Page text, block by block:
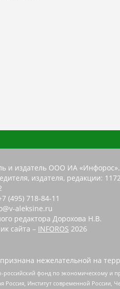
и издатель ООО ИА «Инфорос».
издателя, редакции:
(495) 718-84-11
aleksine.ru
редактора Дорохова Н.В.
сайта – INFOROS 2026
нежелательной на
фонд по экономическому и
Институт современной России,